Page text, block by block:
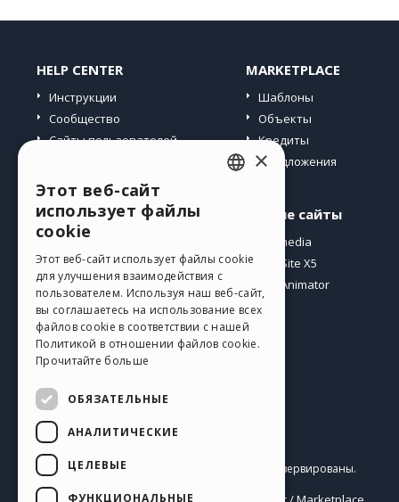
HELP CENTER
Инструкции
Сообщество
Сайты пользователей
MARKETPLACE
Шаблоны
Объекты
Кредиты
Предложения
Профиль
Мои посты
Мои лицензии
Загрузить
Веб-хостинг
Мои кредиты
Другие сайты
Incomedia
WebSite X5
WebAnimator
Pусский
Copyright © 2026Incomedia s.r.l.
Все права зарезервированы.
P.IVA IT07514640015
GERMAN
SPANISH
PORTUGUESE
POLISH
×
Этот веб-сайт
использует файлы
cookie
Этот веб-сайт использует файлы cookie
для улучшения взаимодействия с
пользователем. Используя наш веб-сайт,
вы соглашаетесь на использование всех
файлов cookie в соответствии с нашей
Политикой в ​​отношении файлов cookie.
Прочитайте больше
ОБЯЗАТЕЛЬНЫЕ
АНАЛИТИЧЕСКИЕ
ЦЕЛЕВЫЕ
ФУНКЦИОНАЛЬНЫЕ